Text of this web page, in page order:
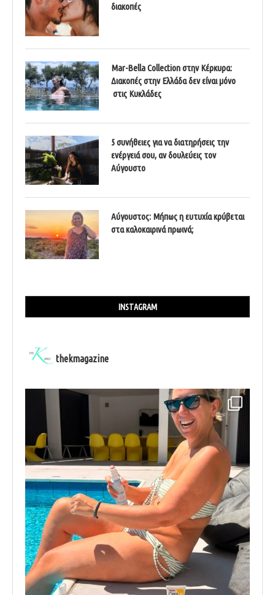
διακοπές
Mar-Bella Collection στην Κέρκυρα:
Διακοπές στην Ελλάδα δεν είναι μόνο
στις Κυκλάδες
5 συνήθειες για να διατηρήσεις την
ενέργειά σου, αν δουλεύεις τον
Αύγουστο
Αύγουστος: Μήπως η ευτυχία κρύβεται
στα καλοκαιρινά πρωινά;
INSTAGRAM
thekmagazine